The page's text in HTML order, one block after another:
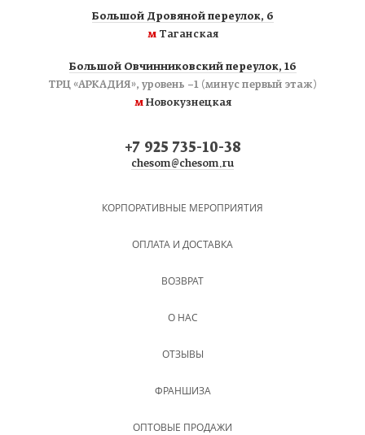
Большой Дровяной переулок, 6
мТаганская
Большой Овчинниковский переулок, 16
ТРЦ «АРКАДИЯ», уровень −1 (минус первый этаж)
мНовокузнецкая
+7 925 735-10-38
chesom@chesom.ru
КОРПОРАТИВНЫЕ МЕРОПРИЯТИЯ
ОПЛАТА И ДОСТАВКА
ВОЗВРАТ
О НАС
ОТЗЫВЫ
ФРАНШИЗА
ОПТОВЫЕ ПРОДАЖИ